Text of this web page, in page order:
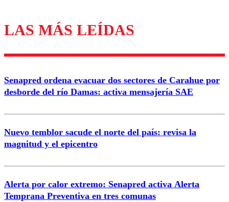
Los comentarios son moderados para garantizar un
diálogo respetuoso.
Correo
LAS MÁS LEÍDAS
Senapred ordena evacuar dos sectores de Carahue por
desborde del río Damas: activa mensajería SAE
Nuevo temblor sacude el norte del país: revisa la
magnitud y el epicentro
Alerta por calor extremo: Senapred activa Alerta
Temprana Preventiva en tres comunas